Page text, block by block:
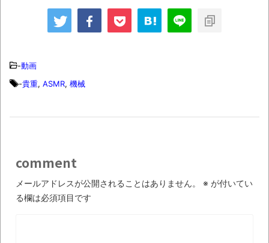
【中国】パトカーの前で好演技www当たり
屋やお煽り運転など盛りだくさん
に入院中のオレのオナサポ懇願したら・・・
「ム、ムリです・・・」メガネ美人ナース
ブログお引越しのお知らせ
まるで親子のような子猫とシェパード
-動画
-貴重, ASMR, 機械
comment
メールアドレスが公開されることはありません。 ※ が付いてい
る欄は必須項目です